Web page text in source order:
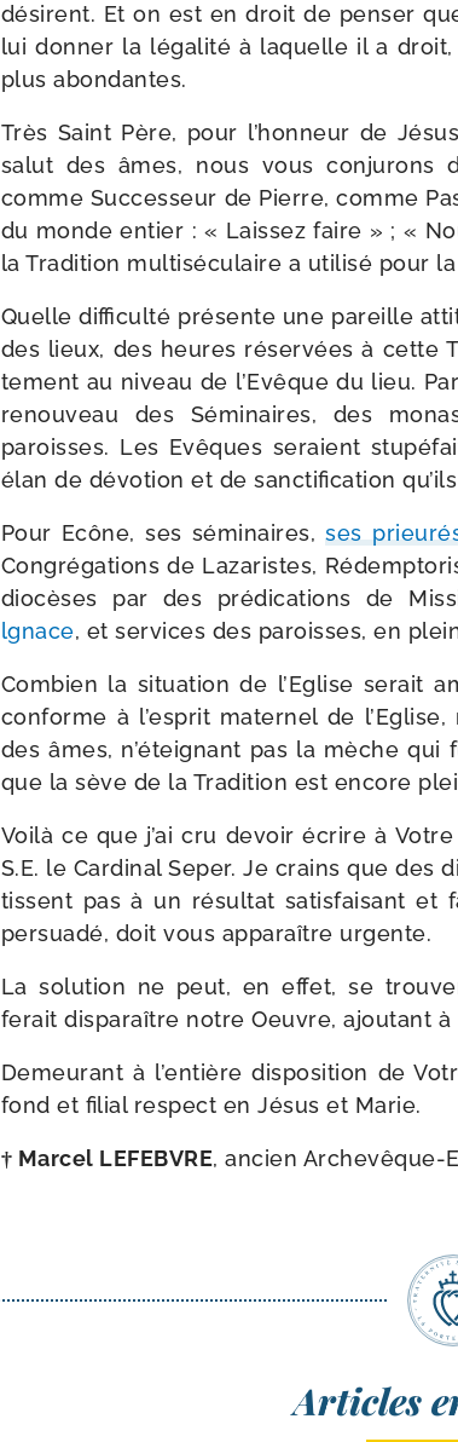
dési­rent. Et on est en droit de pen­ser
lui don­ner la léga­li­té à laquelle il a
plus abondantes.
Très Saint Père, pour l’hon­neur de
salut des âmes, nous vous
comme Successeur de Pierre, comme
du monde entier : « Laissez faire » ; «
la Tradition mul­ti­sé­cu­laire a uti­li­sé pour
Quelle dif­fi­cul­té pré­sente une pareille
des lieux, des heures réser­vées à cette
te­ment au niveau de l’Evêque du lieu.
renou­veau des Séminaires, des
paroisses. Les Evêques seraient
élan de dévo­tion et de sanc­ti­fi­ca­tion
Pour Ecône, ses sémi­naires,ses
Congrégations de Lazaristes,
dio­cèses par des pré­di­ca­tions de
lgnace, et ser­vices des paroisses, en
Combien la situa­tion de l’Eglise serait
conforme à l’es­prit mater­nel de
des âmes, n’é­tei­gnant pas la mèche
que la sève de la Tradition est encore
Voilà ce que j’ai cru devoir écrire à
S.E. le Cardinal Seper. Je crains que
tissent pas à un résul­tat satis­fai­sant et
per­sua­dé, doit vous appa­raître urgente.
La solu­tion ne peut, en effet, se
ferait dis­pa­raître notre Oeuvre, ajou­tant
Demeurant à l’en­tière dis­po­si­tion de
fond et filial res­pect en Jésus et Marie.
† Marcel LEFEBVRE, ancien Archevêque-​
Articles